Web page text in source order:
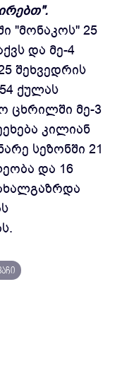
"მონაკოს" 25
და მე-4
შეხვედრის
ქულას
ცხრილში მე-3
კილიან
სეზონში 21
და 16